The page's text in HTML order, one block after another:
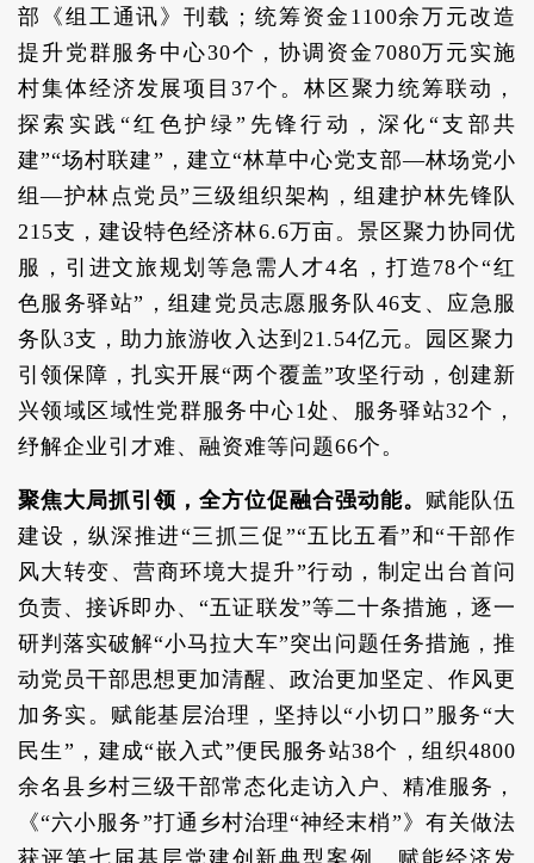
部《组工通讯》刊载；统筹资金1100余万元改造
提升党群服务中心30个，协调资金7080万元实施
村集体经济发展项目37个。林区聚力统筹联动，
探索实践“红色护绿”先锋行动，深化“支部共
建”“场村联建”，建立“林草中心党支部—林场党小
组—护林点党员”三级组织架构，组建护林先锋队
215支，建设特色经济林6.6万亩。景区聚力协同优
服，引进文旅规划等急需人才4名，打造78个“红
色服务驿站”，组建党员志愿服务队46支、应急服
务队3支，助力旅游收入达到21.54亿元。园区聚力
引领保障，扎实开展“两个覆盖”攻坚行动，创建新
兴领域区域性党群服务中心1处、服务驿站32个，
纾解企业引才难、融资难等问题66个。
聚焦大局抓引领，全方位促融合强动能。 赋能队伍
建设，纵深推进“三抓三促”“五比五看”和“干部作
风大转变、营商环境大提升”行动，制定出台首问
负责、接诉即办、“五证联发”等二十条措施，逐一
研判落实破解“小马拉大车”突出问题任务措施，推
动党员干部思想更加清醒、政治更加坚定、作风更
加务实。赋能基层治理，坚持以“小切口”服务“大
民生”，建成“嵌入式”便民服务站38个，组织4800
余名县乡村三级干部常态化走访入户、精准服务，
《“六小服务”打通乡村治理“神经末梢”》有关做法
获评第七届基层党建创新典型案例。赋能经济发